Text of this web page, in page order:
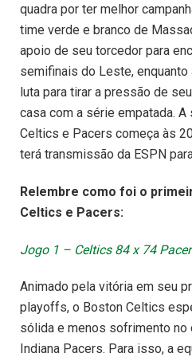
quadra por ter melhor
time verde e branco de
apoio de seu torcedor para
semifinais do Leste,
luta para tirar a pressão de
casa com a série empatada. A
Celtics e Pacers começa às
terá transmissão da ESPN
Relembre como foi o
Celtics e Pacers:
Jogo 1 – Celtics 84 x 74
Animado pela vitória em seu
playoffs, o Boston Celtics
sólida e menos sofrimento no
Indiana Pacers. Para isso, a